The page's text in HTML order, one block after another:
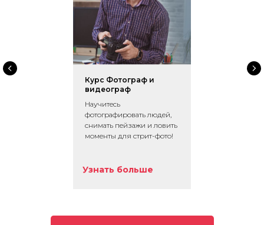
Курс Фотограф и
видеограф
Научитесь
фотографировать людей,
снимать пейзажи и ловить
моменты для стрит-фото!
Узнать больше